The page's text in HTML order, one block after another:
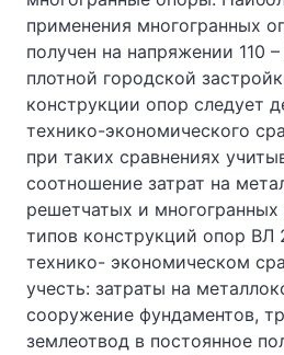
применения многогранных
получен на напряжении 110
плотной городской
конструкции опор следует
технико-экономического
при таких сравнениях
соотношение затрат на
решетчатых и
типов конструкций опор ВЛ
технико- экономическом
учесть: затраты на
сооружение фундаментов,
землеотвод в постоянное